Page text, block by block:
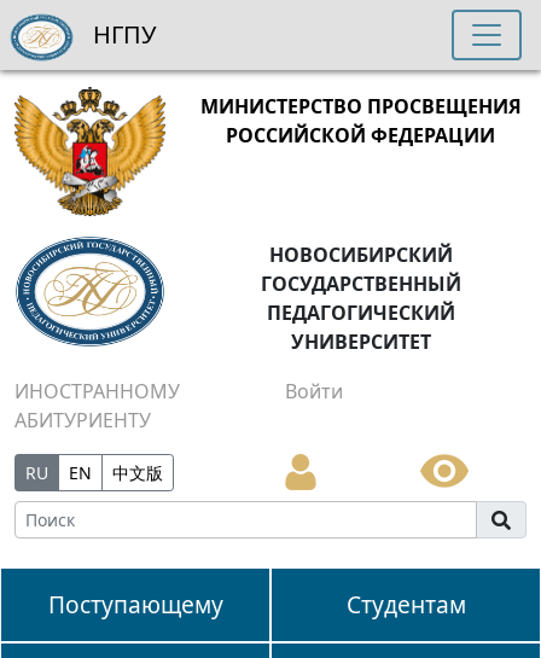
МИНИСТЕРСТВО ПРОСВЕЩЕНИЯ
РОССИЙСКОЙ ФЕДЕРАЦИИ
НОВОСИБИРСКИЙ
ГОСУДАРСТВЕННЫЙ
ПЕДАГОГИЧЕСКИЙ
УНИВЕРСИТЕТ
ИНОСТРАННОМУ
АБИТУРИЕНТУ
Войти
RU EN 中文版
Поступающему Студентам
НГПУ